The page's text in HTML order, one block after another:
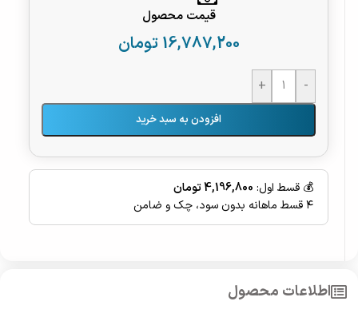
قیمت محصول
16,787,200 تومان
-
+
افزودن به سبد خرید
💰 قسط اول: 4,196,800 تومان
۴ قسط ماهانه بدون سود، چک و ضامن
اطلاعات محصول